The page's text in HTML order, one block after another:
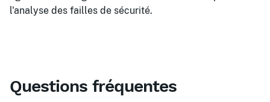
l'analyse des failles de sécurité.
Questions fréquentes